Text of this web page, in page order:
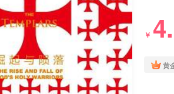
￥
黄